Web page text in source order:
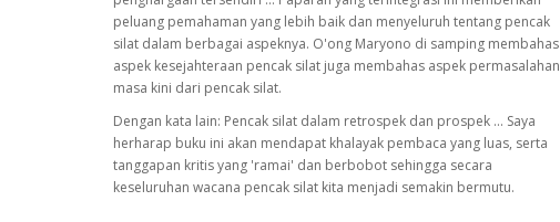
peluang pemahaman yang lebih baik dan menyeluruh tentang pencak
silat dalam berbagai aspeknya. O'ong Maryono di samping membahas
aspek kesejahteraan pencak silat juga membahas aspek permasalahan
masa kini dari pencak silat.
Dengan kata lain: Pencak silat dalam retrospek dan prospek ... Saya
herharap buku ini akan mendapat khalayak pembaca yang luas, serta
tanggapan kritis yang 'ramai' dan berbobot sehingga secara
keseluruhan wacana pencak silat kita menjadi semakin bermutu.